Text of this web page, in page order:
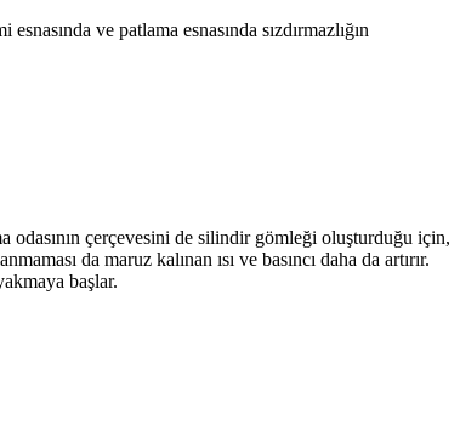
ve patlama esnasında sızdırmazlığın
odasının çerçevesini de silindir gömleği oluşturduğu için,
da maruz kalınan ısı ve basıncı daha da artırır.
başlar.